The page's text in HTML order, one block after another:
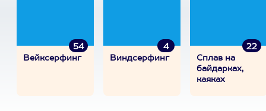
54
Вейксерфинг
4
Виндсерфинг
22
Сплав на
байдарках,
каяках